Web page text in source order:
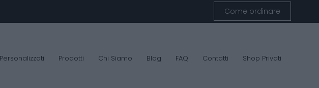
Come ordinare
Prodotti Chi Siamo Blog FAQ Contatti Shop Privati